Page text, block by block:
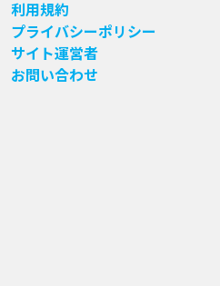
利用規約
プライバシーポリシー
サイト運営者
お問い合わせ